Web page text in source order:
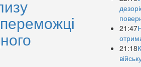
21:47
21:18